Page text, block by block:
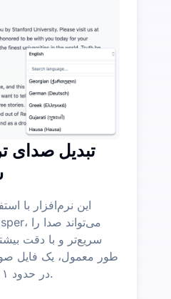
هوش مصنوعی فراتر از تبدیل
تبدیل صدای
این نرم‌افزار با
سریع‌تر و با دقت